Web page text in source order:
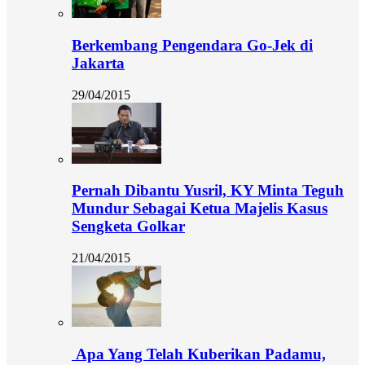
Berkembang Pengendara Go-Jek di
Jakarta
29/04/2015
Pernah Dibantu Yusril, KY Minta Teguh
Mundur Sebagai Ketua Majelis Kasus
Sengketa Golkar
21/04/2015
Apa Yang Telah Kuberikan Padamu,